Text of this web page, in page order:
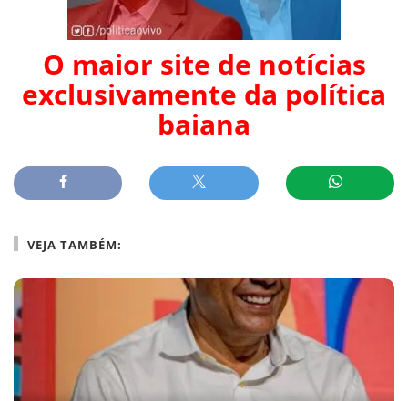
O maior site de notícias
exclusivamente da política
baiana
VEJA TAMBÉM: